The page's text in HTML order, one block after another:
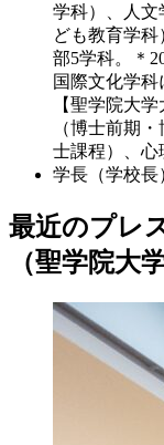
学科）、人文
ども教育学
部5学科。＊
国際文化学科
【聖学院大
（博士前期
士課程）、心
学長（学校長
最近のプレ
（聖学院大学